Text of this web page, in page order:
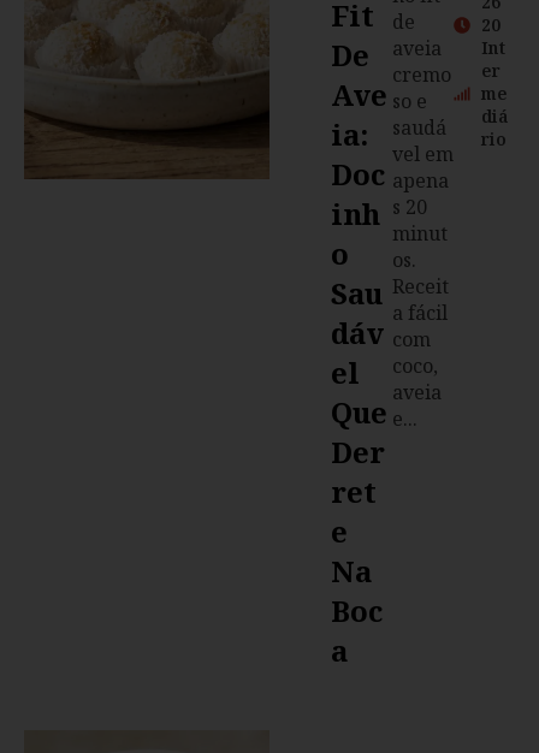
Fit
De
Ave
Ia:
Doc
Inh
O
Sau
Dáv
El
Que
Der
Ret
E
Na
Boc
A
de
aveia
cremo
so e
saudá
vel em
apena
s 20
minut
os.
Receit
a fácil
com
coco,
aveia
e...
20
Int
er
me
diá
rio